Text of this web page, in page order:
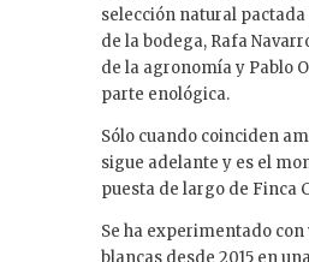
selección natural
de la bodega, Rafa
de la agronomía y Pablo
parte enológica.
Sólo cuando coinciden
sigue adelante y es el
puesta de largo de Finca
Se ha experimentado
blancas desde 2015 en